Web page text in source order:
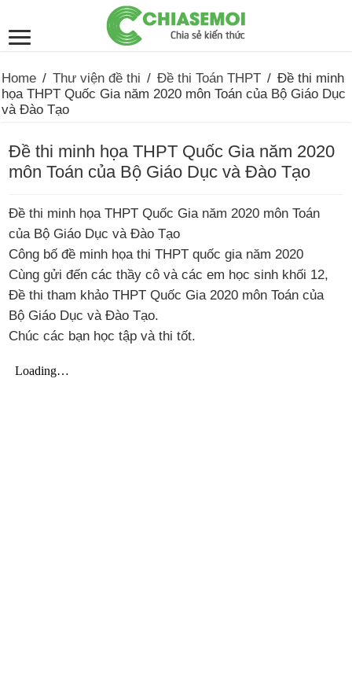
Home / Thư viện đề thi / Đề thi Toán THPT / Đề thi minh
họa THPT Quốc Gia năm 2020 môn Toán của Bộ Giáo Dục
và Đào Tạo
Đề thi minh họa THPT Quốc Gia năm 2020
môn Toán của Bộ Giáo Dục và Đào Tạo
Đề thi minh họa THPT Quốc Gia năm 2020 môn Toán
của Bộ Giáo Dục và Đào Tạo
Công bố đề minh họa thi THPT quốc gia năm 2020
Cùng gửi đến các thầy cô và các em học sinh khối 12,
Đề thi tham khảo THPT Quốc Gia 2020 môn Toán của
Bộ Giáo Dục và Đào Tạo.
Chúc các bạn học tập và thi tốt.